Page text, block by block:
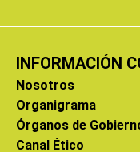
INFORMACIÓN
Nosotros
Organigrama
Órganos de
Canal Ético